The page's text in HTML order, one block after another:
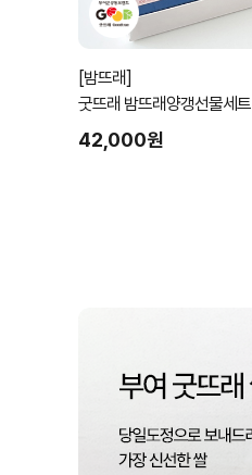
[밤뜨래]
굿뜨래 밤뜨래양갱선물세트
42,000원